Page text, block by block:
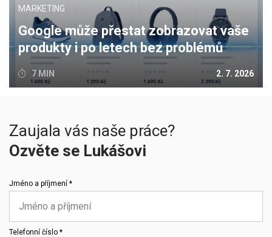
MARKETING
Google může přestat zobrazovat vaše
produkty i po letech bez problémů
7 MIN 2. 7. 2026
Zaujala vás naše práce?
Ozvěte se Lukášovi
Jméno a příjmení *
Telefonní číslo *